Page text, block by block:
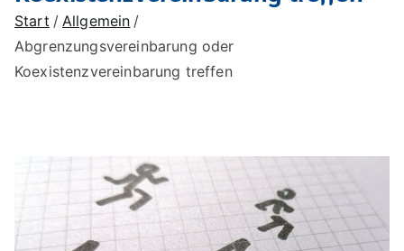
t:
Markenerob
Markenverletzung,
Löschungsverfahren,
Start
Allgemein
Abgrenzungsvereinbarung oder
Koexistenzvereinbarung treffen